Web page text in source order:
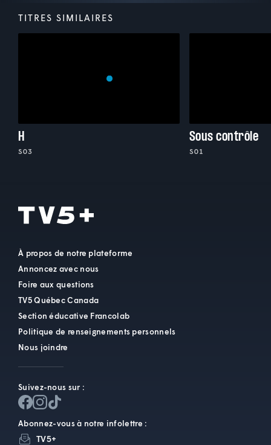
TITRES SIMILAIRES
H
S03
Sous contrôle
S01
À propos de notre plateforme
Annoncez avec nous
Foire aux questions
TV5 Québec Canada
Section éducative Francolab
Politique de renseignements personnels
Nous joindre
Suivez-nous sur :
Abonnez-vous à notre infolettre :
TV5+